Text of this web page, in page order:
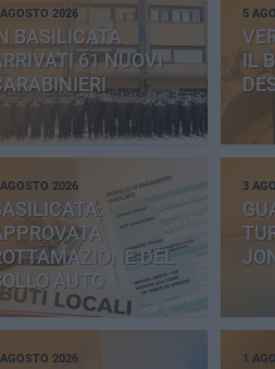
2026
BASILICATA
61 NUOVI
5
IL
2026
DEL
AUTO
3
2026 1